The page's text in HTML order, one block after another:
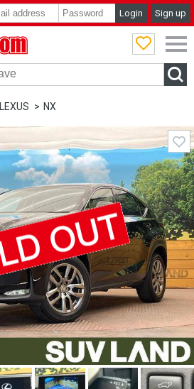
Login Sign up
LEXUS NX